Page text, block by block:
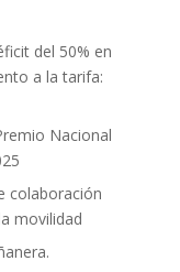
del 50% en
a la tarifa:
Nacional
colaboración
movilidad